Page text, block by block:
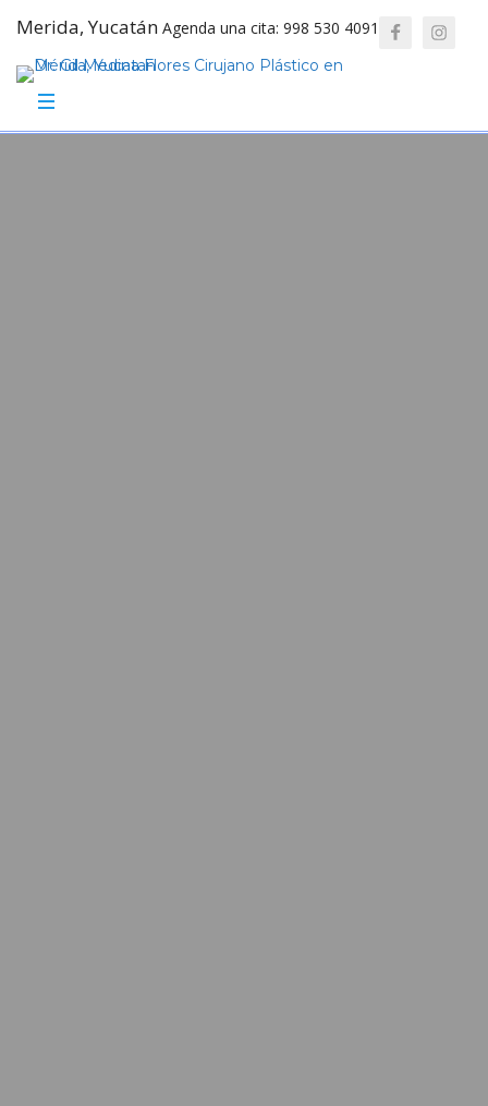
Merida, Yucatán Agenda una cita: 998 530 4091